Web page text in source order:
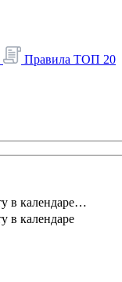
Правила ТОП 20
…